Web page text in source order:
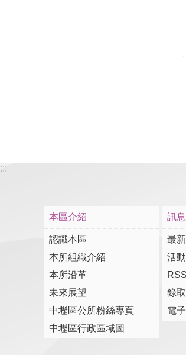
:::
本區介紹
認識本區
本所組織介紹
本所沿革
未來展望
中壢區公所粉絲專頁
中壢區行政區域圖
訊
最
活
錄
電